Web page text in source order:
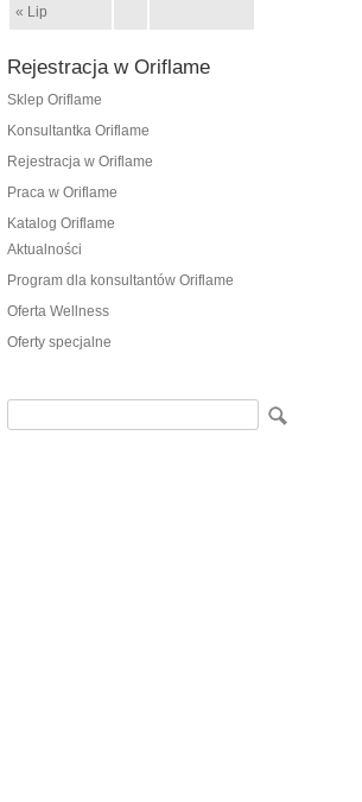
« Lip
Rejestracja w Oriflame
Sklep Oriflame
Konsultantka Oriflame
Rejestracja w Oriflame
Praca w Oriflame
Katalog Oriflame
Aktualności
Program dla konsultantów Oriflame
Oferta Wellness
Oferty specjalne